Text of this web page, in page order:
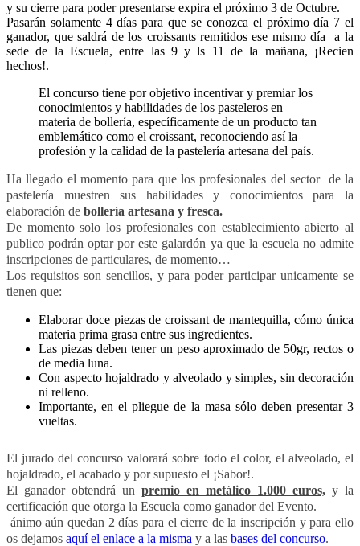
y su cierre para poder presentarse expira el próximo 3 de Octubre.
Pasarán solamente 4 días para que se conozca el próximo día 7 el
ganador, que saldrá de los croissants remitidos ese mismo día a la
sede de la Escuela, entre las 9 y ls 11 de la mañana, ¡Recien
hechos!.
El concurso tiene por objetivo incentivar y premiar los
conocimientos y habilidades de los pasteleros en
materia de bollería, específicamente de un producto tan
emblemático como el croissant, reconociendo así la
profesión y la calidad de la pastelería artesana del país.
Ha llegado el momento para que los profesionales del sector de la
pastelería muestren sus habilidades y conocimientos para la
elaboración de bollería artesana y fresca.
De momento solo los profesionales con establecimiento abierto al
publico podrán optar por este galardón ya que la escuela no admite
inscripciones de particulares, de momento…
Los requisitos son sencillos, y para poder participar unicamente se
tienen que:
Elaborar doce piezas de croissant de mantequilla, cómo única
materia prima grasa entre sus ingredientes.
Las piezas deben tener un peso aproximado de 50gr, rectos o
de media luna.
Con aspecto hojaldrado y alveolado y simples, sin decoración
ni relleno.
Importante, en el pliegue de la masa sólo deben presentar 3
vueltas.
El jurado del concurso valorará sobre todo el color, el alveolado, el
hojaldrado, el acabado y por supuesto el ¡Sabor!.
El ganador obtendrá un premio en metálico 1.000 euros, y la
certificación que otorga la Escuela como ganador del Evento.
ánimo aún quedan 2 días para el cierre de la inscripción y para ello
os dejamos aquí el enlace a la misma y a las bases del concurso.